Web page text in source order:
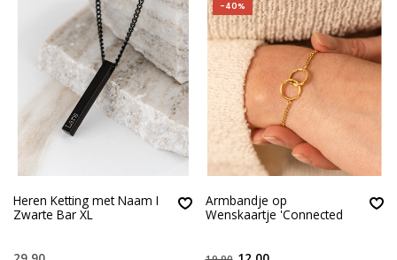
Heren Ketting met Naam I
Zwarte Bar XL
-40%
Armbandje op
Wenskaartje 'Connected